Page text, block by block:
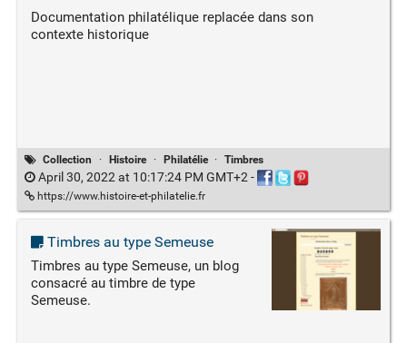
Documentation philatélique replacée dans son
contexte historique
Collection · Histoire · Philatélie · Timbres
April 30, 2022 at 10:17:24 PM GMT+2 -
https://www.histoire-et-philatelie.fr
Timbres au type Semeuse
Timbres au type Semeuse, un blog
consacré au timbre de type
Semeuse.